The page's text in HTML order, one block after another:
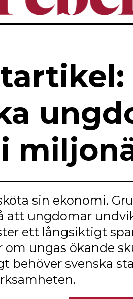
sin ekonomi.
att ungdomar
ett långsiktigt
ungas ökande
behöver svenska